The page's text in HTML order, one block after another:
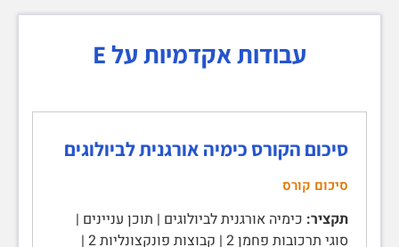
עבודות אקדמיות על E
סיכום הקורס כימיה אורגנית לביולוגים
סיכום קורס
תקציר: כימיה אורגנית לביולוגים | תוכן עניינים |
סוגי תרכובות פחמן 2 | קבוצות פונקצונליות 2 |